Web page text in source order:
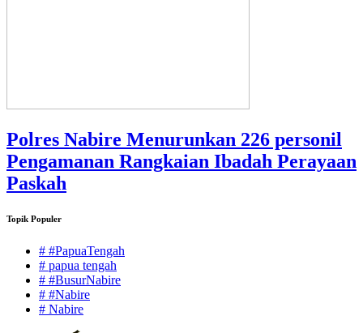
Polres Nabire Menurunkan 226 personil
Pengamanan Rangkaian Ibadah Perayaan
Paskah
Topik Populer
# #PapuaTengah
# papua tengah
# #BusurNabire
# #Nabire
# Nabire